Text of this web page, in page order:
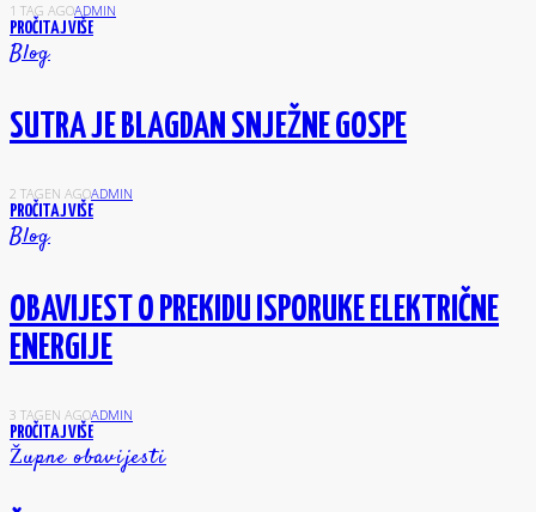
1 TAG AGOADMIN
PROČITAJ VIŠE
Blog
SUTRA JE BLAGDAN SNJEŽNE GOSPE
2 TAGEN AGOADMIN
PROČITAJ VIŠE
Blog
OBAVIJEST O PREKIDU ISPORUKE ELEKTRIČNE
ENERGIJE
3 TAGEN AGOADMIN
PROČITAJ VIŠE
Župne obavijesti